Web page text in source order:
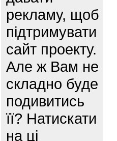
рекламу, щоб
підтримувати
сайт проекту.
Але ж Вам не
складно буде
подивитись
її? Натискати
на ці